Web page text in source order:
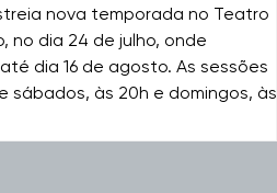
nova temporada no Teatro
no dia 24 de julho, onde
dia 16 de agosto. As sessões
sábados, às 20h e domingos, às
é uma adaptação da comédia